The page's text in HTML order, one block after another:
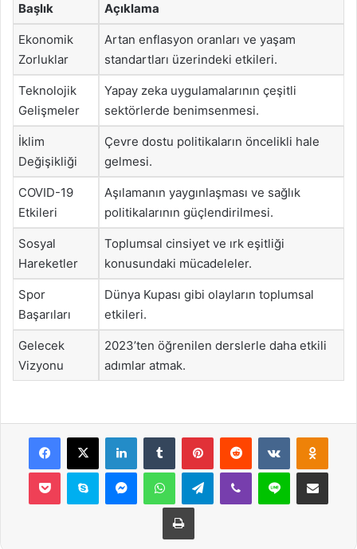
Başlık Açıklama
Ekonomik
Zorluklar
Artan enflasyon oranları ve yaşam
standartları üzerindeki etkileri.
Teknolojik
Gelişmeler
Yapay zeka uygulamalarının çeşitli
sektörlerde benimsenmesi.
İklim
Değişikliği
Çevre dostu politikaların öncelikli hale
gelmesi.
COVID-19
Etkileri
Aşılamanın yaygınlaşması ve sağlık
politikalarının güçlendirilmesi.
Sosyal
Hareketler
Toplumsal cinsiyet ve ırk eşitliği
konusundaki mücadeleler.
Spor
Başarıları
Dünya Kupası gibi olayların toplumsal
etkileri.
Gelecek
Vizyonu
2023’ten öğrenilen derslerle daha etkili
adımlar atmak.
Facebook
X LinkedInTumblr PinterestReddit VKontakte
Pocket Skype MessengerWhatsAppTelegramViber Line E-Posta ile
Yazdır